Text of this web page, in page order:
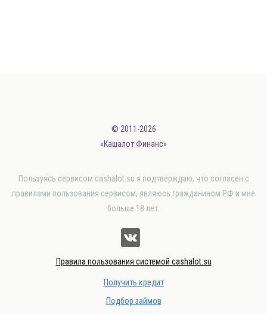
© 2011-2026
«Кашалот Финанс»
Пользуясь сервисом cashalot.su я подтверждаю, что согласен с
правилами пользования сервисом, являюсь гражданином РФ и мне
больше 18 лет.
Правила пользования системой cashalot.su
Получить кредит
Подбор займов